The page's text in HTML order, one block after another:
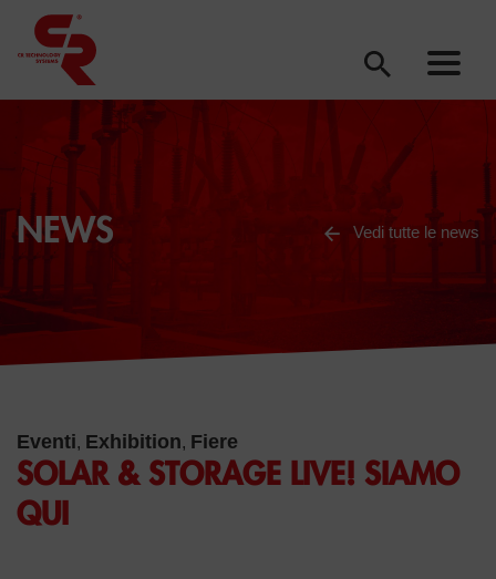
NEWS Vedi tutte le news
Eventi, Exhibition, Fiere
SOLAR & STORAGE LIVE! SIAMO
QUI